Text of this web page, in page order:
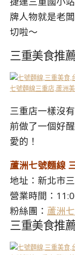
牌人物就是老
切啦～
三重美食推
三重店一樣沒
前做了一個好
愛的！
蘆洲七號麵線
地址：新北市
營業時間：
粉絲團： 蘆洲
三重美食推